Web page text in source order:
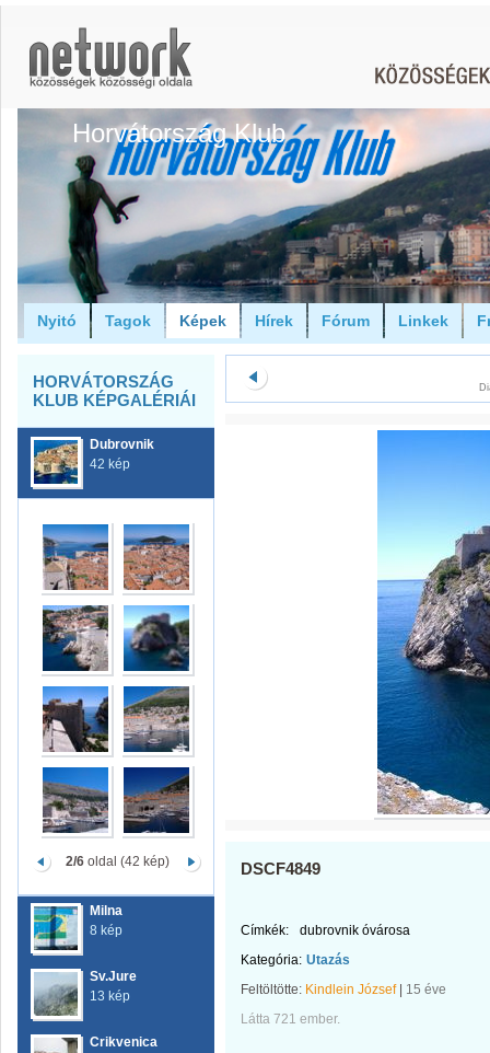
Horvátország Klub
Nyitó Tagok Képek Hírek Fórum Linkek
HORVÁTORSZÁG
KLUB KÉPGALÉRIÁI
Dubrovnik
42 kép
2/6oldal (42 kép)
Milna
8 kép
Sv.Jure
13 kép
Crikvenica
DSCF4849
Címkék:
dubrovnik óvárosa
Kategória: Utazás
Feltöltötte: Kindlein József| 15 éve
Látta 721 ember.